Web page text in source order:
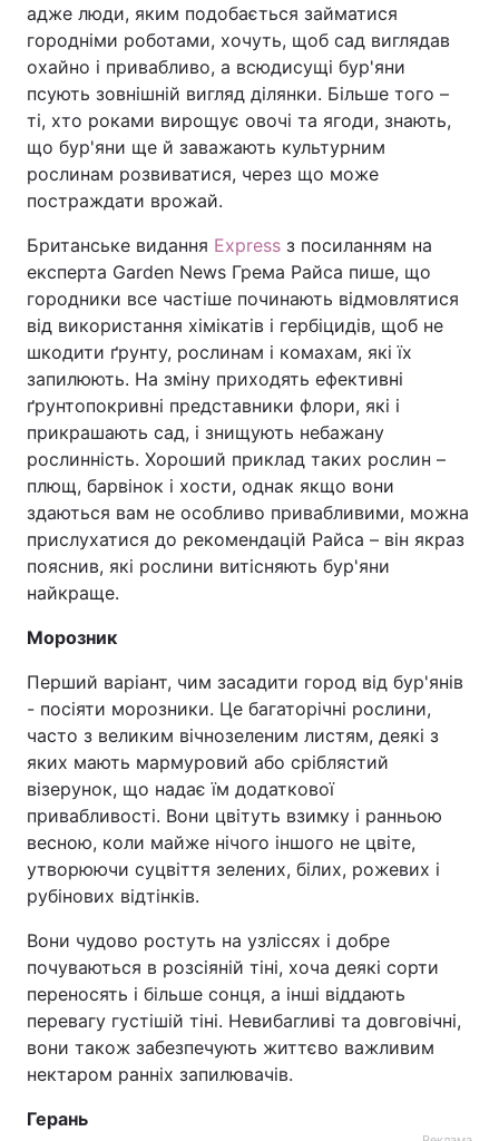
адже люди, яким подобається займатися
городніми роботами, хочуть, щоб сад виглядав
охайно і привабливо, а всюдисущі бур'яни
псують зовнішній вигляд ділянки. Більше того –
ті, хто роками вирощує овочі та ягоди, знають,
що бур'яни ще й заважають культурним
рослинам розвиватися, через що може
постраждати врожай.
Британське видання Express з посиланням на
експерта Garden News Грема Райса пише, що
городники все частіше починають відмовлятися
від використання хімікатів і гербіцидів, щоб не
шкодити ґрунту, рослинам і комахам, які їх
запилюють. На зміну приходять ефективні
ґрунтопокривні представники флори, які і
прикрашають сад, і знищують небажану
рослинність. Хороший приклад таких рослин –
плющ, барвінок і хости, однак якщо вони
здаються вам не особливо привабливими, можна
прислухатися до рекомендацій Райса – він якраз
пояснив, які рослини витісняють бур'яни
найкраще.
Морозник
Перший варіант, чим засадити город від бур'янів
- посіяти морозники. Це багаторічні рослини,
часто з великим вічнозеленим листям, деякі з
яких мають мармуровий або сріблястий
візерунок, що надає їм додаткової
привабливості. Вони цвітуть взимку і ранньою
весною, коли майже нічого іншого не цвіте,
утворюючи суцвіття зелених, білих, рожевих і
рубінових відтінків.
Вони чудово ростуть на узліссях і добре
почуваються в розсіяній тіні, хоча деякі сорти
переносять і більше сонця, а інші віддають
перевагу густішій тіні. Невибагливі та довговічні,
вони також забезпечують життєво важливим
нектаром ранніх запилювачів.
Герань